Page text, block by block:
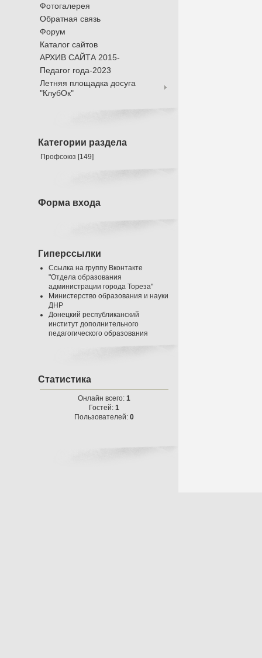
Фотогалерея
Обратная связь
Форум
Каталог сайтов
АРХИВ САЙТА 2015-
Педагог года-2023
Летняя площадка досуга
"КлубОк"
Категории раздела
Профсоюз [149]
Форма входа
Гиперссылки
Ссылка на группу Вконтакте
"Отдела образования
администрации города Тореза"
Министерство образования и науки
ДНР
Донецкий республиканский
институт дополнительного
педагогического образования
Статистика
Онлайн всего: 1
Гостей: 1
Пользователей: 0